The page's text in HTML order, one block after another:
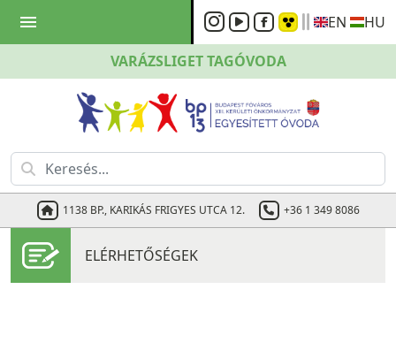
menu
VARÁZSLIGETTAGÓVODA
1138 BP., KARIKÁS FRIGYES UTCA 12. +36 1 349 8086
EN HU
ELÉRHETŐSÉGEK